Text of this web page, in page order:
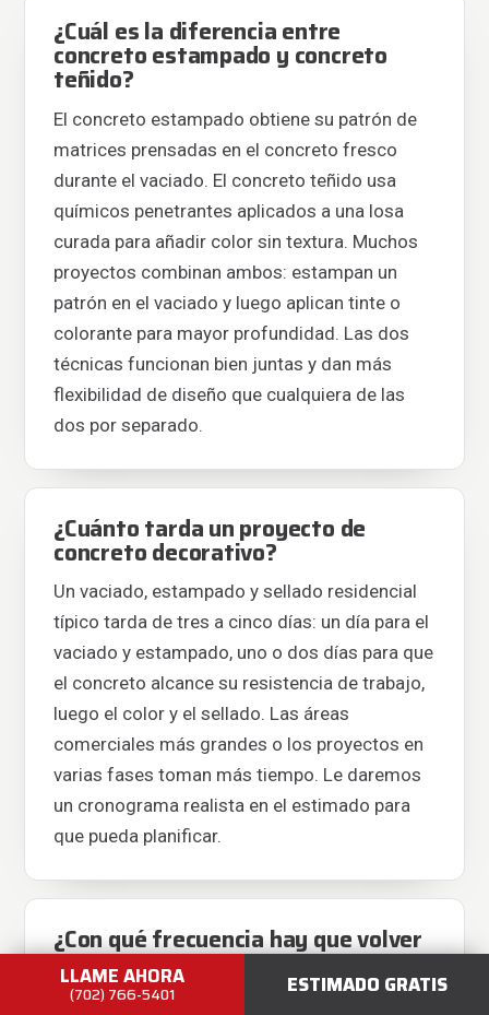
¿Cuál es la diferencia entre
concreto estampado y concreto
teñido?
El concreto estampado obtiene su patrón de
matrices prensadas en el concreto fresco
durante el vaciado. El concreto teñido usa
químicos penetrantes aplicados a una losa
curada para añadir color sin textura. Muchos
proyectos combinan ambos: estampan un
patrón en el vaciado y luego aplican tinte o
colorante para mayor profundidad. Las dos
técnicas funcionan bien juntas y dan más
flexibilidad de diseño que cualquiera de las
dos por separado.
¿Cuánto tarda un proyecto de
concreto decorativo?
Un vaciado, estampado y sellado residencial
típico tarda de tres a cinco días: un día para el
vaciado y estampado, uno o dos días para que
el concreto alcance su resistencia de trabajo,
luego el color y el sellado. Las áreas
comerciales más grandes o los proyectos en
varias fases toman más tiempo. Le daremos
un cronograma realista en el estimado para
que pueda planificar.
¿Con qué frecuencia hay que volver
a sellar el concreto decorativo?
La mayoría de los selladores penetrantes
LLAME AHORA
(702) 766-5401 ESTIMADO GRATIS